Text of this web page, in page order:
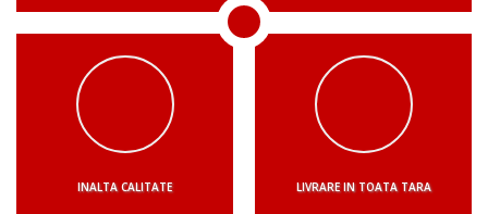
INALTA CALITATE LIVRARE IN TOATA TARA